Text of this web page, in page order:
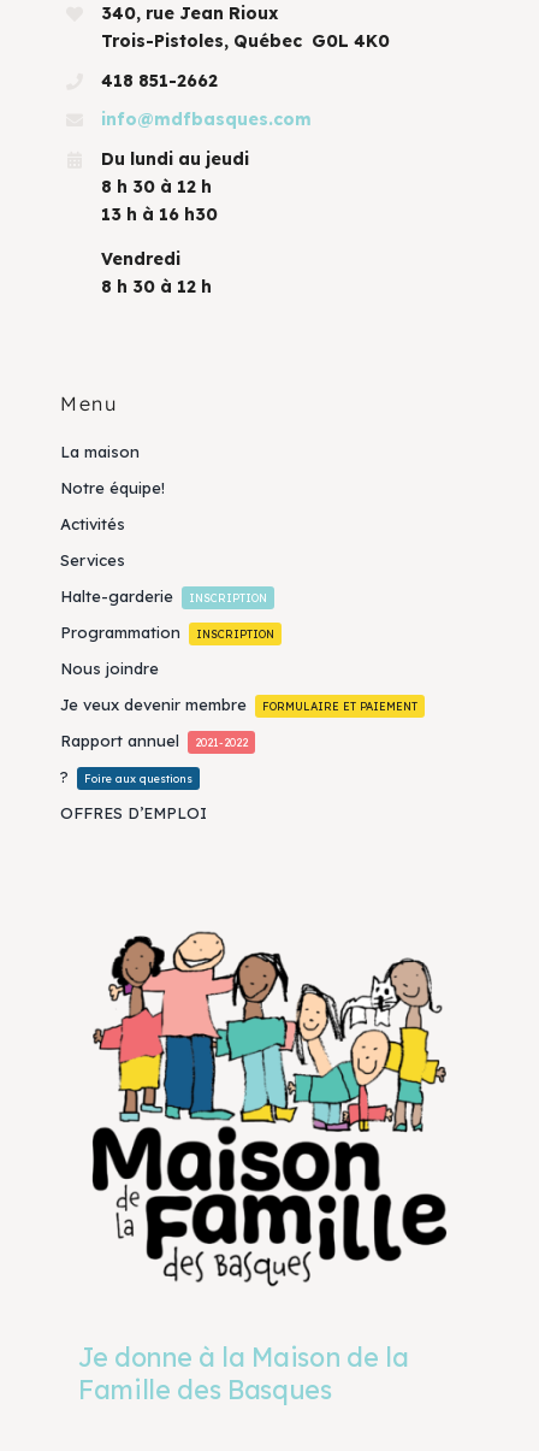
340, rue Jean Rioux
Trois-Pistoles, Québec G0L 4K0
418 851-2662
info@mdfbasques.com
Du lundi au jeudi
8 h 30 à 12 h
13 h à 16 h30
Vendredi
8 h 30 à 12 h
Menu
La maison
Notre équipe!
Activités
Services
Halte-garderie
INSCRIPTION
Programmation INSCRIPTION
Nous joindre
Je veux devenir membre
FORMULAIRE ET PAIEMENT
Rapport annuel 2021-2022
? Foire aux questions
OFFRES D’EMPLOI
Je donne à la Maison de la
Famille des Basques